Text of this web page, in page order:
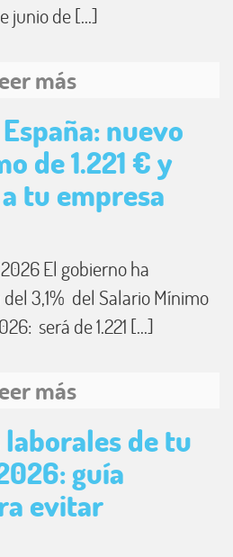
junio de [...]
más
nuevo
de 1.221 € y
tu empresa
El gobierno ha
3,1% del Salario Mínimo
será de 1.221 [...]
más
de tu
guía
evitar